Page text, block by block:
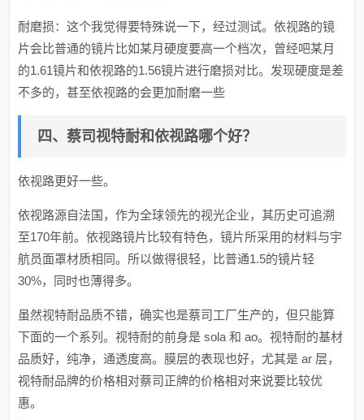
耐磨损：这个我觉得要特殊说一下，经过测试。依视路的镜
片会比普通的镜片比如某月硬度要高一个档次，曾经吧某月
的1.61镜片和依视路的1.56镜片进行磨损对比。发现硬度是差
不多的，甚至依视路的会更加耐磨一些
四、蔡司视特耐和依视路哪个好？
依视路更好一些。
依视路源自法国，作为全球领先的视光企业，其历史可追溯
至170年前。依视路镜片比较有特色，镜片所采用的材料与宇
航员面罩材质相同。所以做得很轻，比普通1.5的镜片轻
30%，同时也薄得多。
虽然视特耐品质不错，确实也是蔡司工厂生产的，但只能算
下面的一个系列。视特耐的前身是 sola 和 ao。视特耐的基材
品质好，纯净，通透度高。膜层的表现也好，尤其是 ar 层，
视特耐品牌的价格相对蔡司正牌的价格相对来说要比较优
惠。